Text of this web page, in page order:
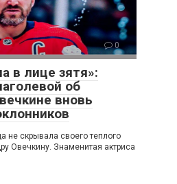
0
в лице зятя»:
об
вновь
не скрывала своего теплого
Овечкину. Знаменитая актриса